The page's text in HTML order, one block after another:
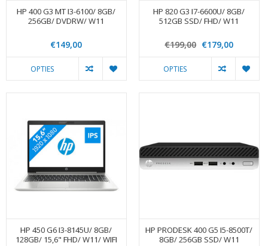
HP 400 G3 MT I3-6100/ 8GB/
256GB/ DVDRW/ W11
€149,00
OPTIES
HP 820 G3 I7-6600U/ 8GB/
512GB SSD/ FHD/ W11
€199,00 €179,00
OPTIES
HP 450 G6 I3-8145U/ 8GB/
128GB/ 15,6" FHD/ W11/ WIFI
HP PRODESK 400 G5 I5-8500T/
8GB/ 256GB SSD/ W11